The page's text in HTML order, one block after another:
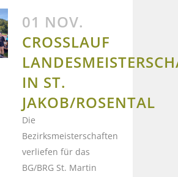
01 NOV.
CROSSLAUF
IN ST.
JAKOB/ROSENTAL
Die
Bezirksmeisterschaften
verliefen für das
BG/BRG St. Martin